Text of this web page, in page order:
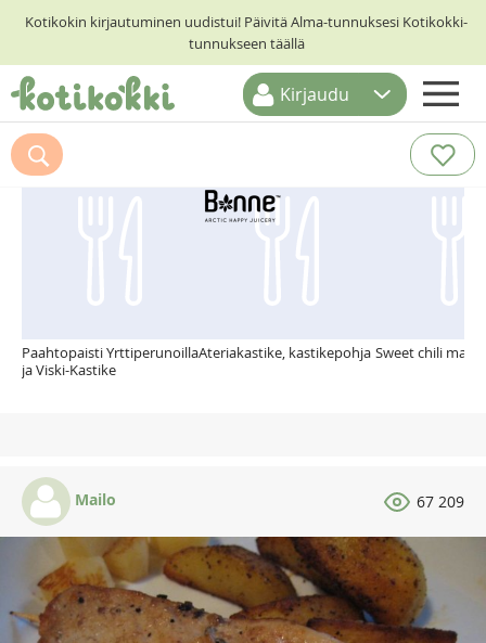
Kotikokin kirjautuminen uudistui! Päivitä Alma-tunnuksesi Kotikokki-
tunnukseen täällä
ETUSIVU
RESEPTIHAKU
Kirjaudu
Suosittelemme myös
Paahtopaisti Yrttiperunoilla
ja Viski-Kastike
Ateriakastike, kastikepohja Sweet chili
Mailo 67 209